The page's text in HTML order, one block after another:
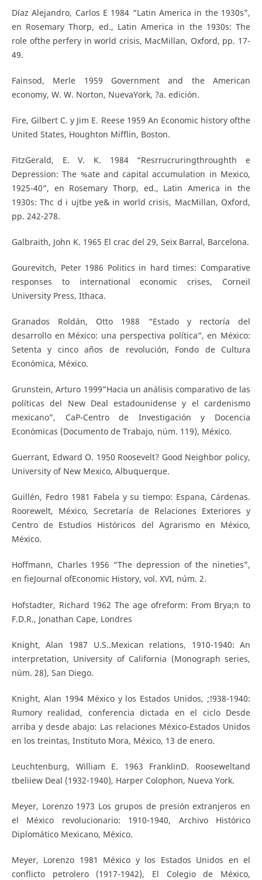
Díaz Alejandro, Carlos E 1984 “Latin America in the 1930s”,
en Rosemary Thorp, ed., Latin America in the 1930s: The
role ofthe perfery in world crisis, MacMillan, Oxford, pp. 17-
49.
Fainsod, Merle 1959 Government and the American
economy, W. W. Norton, NuevaYork, ?a. edición.
Fire, Gilbert C. y Jim E. Reese 1959 An Economic history ofthe
United States, Houghton Mifflin, Boston.
FitzGerald, E. V. K. 1984 “Resrrucruringthroughth e
Depression: The %ate and capital accumulation in Mexico,
1925-40”, en Rosemary Thorp, ed., Latin America in the
1930s: Thc d i ujtbe ye& in world crisis, MacMillan, Oxford,
pp. 242-278.
Galbraith, John K. 1965 El crac del 29, Seix Barral, Barcelona.
Gourevitch, Peter 1986 Politics in hard times: Comparative
responses to international economic crises, Corneil
University Press, Ithaca.
Granados Roldán, Otto 1988 “Estado y rectoría del
desarrollo en México: una perspectiva política”, en México:
Setenta y cinco años de revolución, Fondo de Cultura
Económica, México.
Grunstein, Arturo 1999”Hacia un análisis comparativo de las
políticas del New Deal estadounidense y el cardenismo
mexicano”, CaP-Centro de Investigación y Docencia
Económicas (Documento de Trabajo, núm. 119), México.
Guerrant, Edward O. 1950 Roosevelt? Good Neighbor policy,
University of New Mexico, Albuquerque.
Guillén, Fedro 1981 Fabela y su tiempo: Espana, Cárdenas.
Roorewelt, México, Secretaría de Relaciones Exteriores y
Centro de Estudios Históricos del Agrarismo en México,
México.
Hoffmann, Charles 1956 “The depression of the nineties”,
en fieJournal ofEconomic History, vol. XVI, núm. 2.
Hofstadter, Richard 1962 The age ofreform: From Brya;n to
F.D.R., Jonathan Cape, Londres
Knight, Alan 1987 U.S..Mexican relations, 1910-1940: An
interpretation, University of California (Monograph series,
núm. 28), San Diego.
Knight, Alan 1994 México y los Estados Unidos, ;!938-1940:
Rumory realidad, conferencia dictada en el ciclo Desde
arriba y desde abajo: Las relaciones México-Estados Unidos
en los treintas, Instituto Mora, México, 13 de enero.
Leuchtenburg, William E. 1963 FranklinD. Rooseweltand
tbeliiew Deal (1932-1940), Harper Colophon, Nueva York.
Meyer, Lorenzo 1973 Los grupos de presión extranjeros en
el México revolucionario: 1910-1940, Archivo Histórico
Diplomático Mexicano, México.
Meyer, Lorenzo 1981 México y los Estados Unidos en el
conflicto petrolero (1917-1942), El Colegio de México,